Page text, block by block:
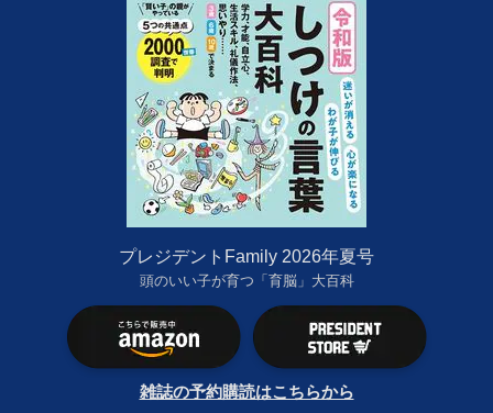
プレジデントFamily 2026年夏号
頭のいい子が育つ「育脳」大百科
雑誌の予約購読はこちらから